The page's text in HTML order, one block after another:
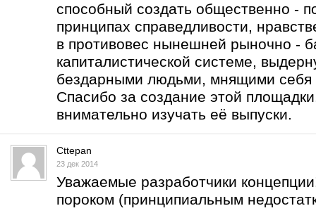
способный создать общественно -
принципах справедливости,
в противовес нынешней рыночно -
капиталистической системе,
бездарными людьми, мнящими себя
Спасибо за создание этой
внимательно изучать её выпуски.
Cttepan
23 дек 2014
Уважаемые разработчики
пороком (принципиальным